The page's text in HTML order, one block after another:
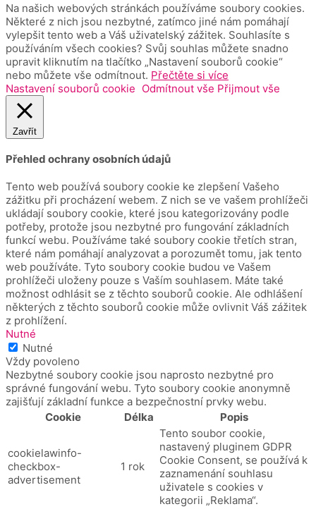
Na našich webových stránkách používáme soubory cookies.
Některé z nich jsou nezbytné, zatímco jiné nám pomáhají
vylepšit tento web a Váš uživatelský zážitek. Souhlasíte s
používáním všech cookies? Svůj souhlas můžete snadno
upravit kliknutím na tlačítko „Nastavení souborů cookie“
nebo můžete vše odmítnout. Přečtěte si více
Nastavení souborů cookie Odmítnout vše Přijmout vše
Zavřít
Přehled ochrany osobních údajů
Tento web používá soubory cookie ke zlepšení Vašeho
zážitku při procházení webem. Z nich se ve vašem prohlížeči
ukládají soubory cookie, které jsou kategorizovány podle
potřeby, protože jsou nezbytné pro fungování základních
funkcí webu. Používáme také soubory cookie třetích stran,
které nám pomáhají analyzovat a porozumět tomu, jak tento
web používáte. Tyto soubory cookie budou ve Vašem
prohlížeči uloženy pouze s Vaším souhlasem. Máte také
možnost odhlásit se z těchto souborů cookie. Ale odhlášení
některých z těchto souborů cookie může ovlivnit Váš zážitek
z prohlížení.
Nutné
Nutné
Vždy povoleno
Nezbytné soubory cookie jsou naprosto nezbytné pro
správné fungování webu. Tyto soubory cookie anonymně
zajišťují základní funkce a bezpečnostní prvky webu.
Cookie
Délka Popis
cookielawinfo-
checkbox-
advertisement
1 rok
Tento soubor cookie,
nastavený pluginem GDPR
Cookie Consent, se používá k
zaznamenání souhlasu
uživatele s cookies v
kategorii „Reklama“.